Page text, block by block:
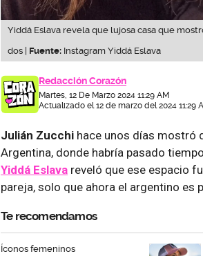
Yiddá Eslava revela que lujosa casa que
dos | Fuente: Instagram Yiddá Eslava
Redacción Corazón
Martes, 12 De Marzo 2024 11:29 AM
Actualizado el 12 de marzo del 2024 11:29
Julián Zucchi hace unos días mostró
Argentina, donde habría pasado
Yiddá Eslava reveló que ese espacio
pareja, solo que ahora el argentino es
Te recomendamos
Íconos femeninos